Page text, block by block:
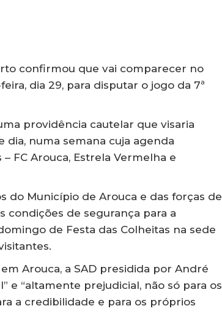
confirmou que vai comparecer no
dia 29, para disputar o jogo da 7ª
providência cautelar que visaria
dia, numa semana cuja agenda
FC Arouca, Estrela Vermelha e
do Município de Arouca e das forças de
condições de segurança para a
de Festa das Colheitas na sede
Arouca, a SAD presidida por André
e “altamente prejudicial, não só para os
a credibilidade e para os próprios